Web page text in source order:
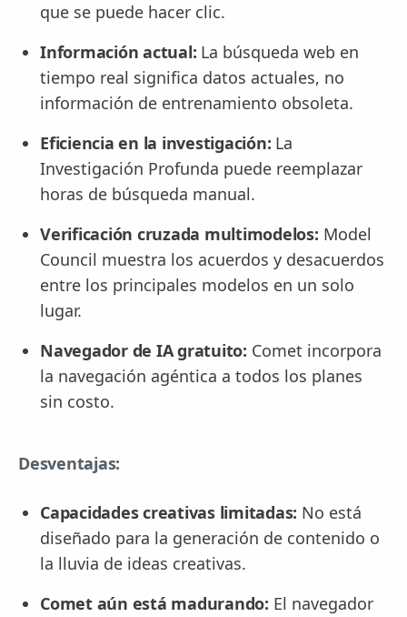
que se puede hacer clic.
Información actual: La búsqueda web en
tiempo real significa datos actuales, no
información de entrenamiento obsoleta.
Eficiencia en la investigación: La
Investigación Profunda puede reemplazar
horas de búsqueda manual.
Verificación cruzada multimodelos: Model
Council muestra los acuerdos y desacuerdos
entre los principales modelos en un solo
lugar.
Navegador de IA gratuito: Comet incorpora
la navegación agéntica a todos los planes
sin costo.
Desventajas:
Capacidades creativas limitadas: No está
diseñado para la generación de contenido o
la lluvia de ideas creativas.
Comet aún está madurando: El navegador